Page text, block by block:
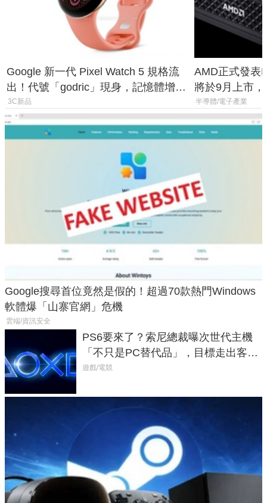
Google 新一代 Pixel Watch 5 規格流
出！代號「godric」現身，記憶體增強
鎖定 AI 應用
3C新品
AMD正式發表
將於9月上市
Max系列處理
半導體/電子產業
Google搜尋首位竟然是假的！超過70款熱門Windows
軟體爆「山寨官網」危機
雲端/資訊安全
PS6要來了？索尼總裁曝次世代主機
「不只是PC替代品」，目標走出客
廳、進軍電競桌面
遊戲/電競